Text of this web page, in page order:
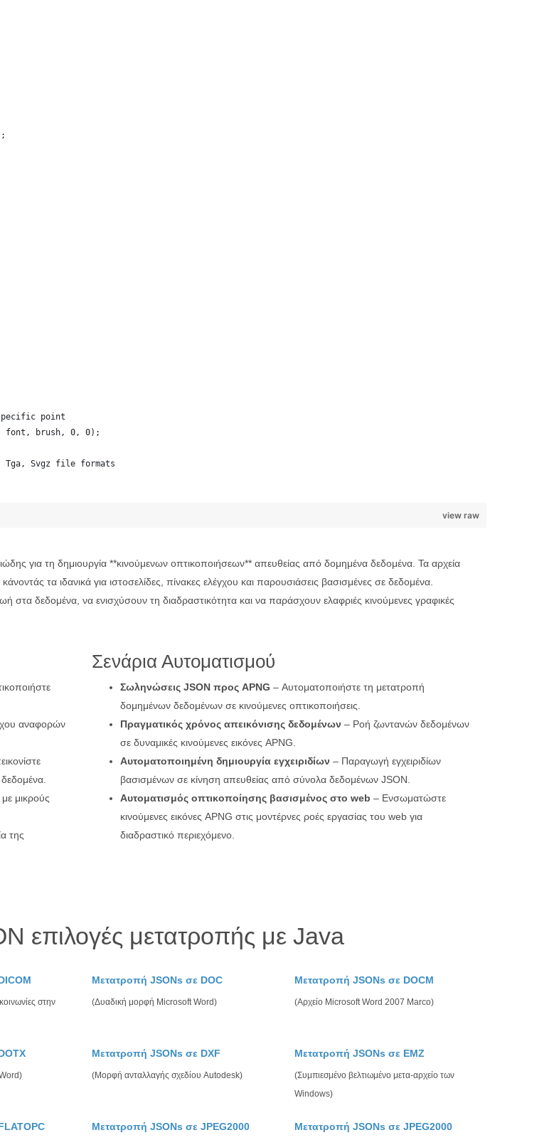
/ 2);
point
font, brush, 0, 0);
Tga, Svgz file formats
view raw
για τη δημιουργία **κινούμενων οπτικοποιήσεων** απευθείας από δομημένα δεδομένα. Τα αρχεία
τα ιδανικά για ιστοσελίδες, πίνακες ελέγχου και παρουσιάσεις βασισμένες σε δεδομένα.
δεδομένα, να ενισχύσουν τη διαδραστικότητα και να παράσχουν ελαφριές κινούμενες γραφικές
αναφορών
μικρούς
της
Σενάρια Αυτοματισμού
Σωληνώσεις JSON προς APNG – Αυτοματοποιήστε τη μετατροπή
δομημένων δεδομένων σε κινούμενες οπτικοποιήσεις.
Πραγματικός χρόνος απεικόνισης δεδομένων – Ροή ζωντανών δεδομένων
σε δυναμικές κινούμενες εικόνες APNG.
Αυτοματοποιημένη δημιουργία εγχειριδίων – Παραγωγή εγχειριδίων
βασισμένων σε κίνηση απευθείας από σύνολα δεδομένων JSON.
Αυτοματισμός οπτικοποίησης βασισμένος στο web – Ενσωματώστε
κινούμενες εικόνες APNG στις μοντέρνες ροές εργασίας του web για
διαδραστικό περιεχόμενο.
επιλογές μετατροπής με Java
στην
Μετατροπή JSONs σε DOC
(Δυαδική μορφή Microsoft Word)
Μετατροπή JSONs σε DOCM
(Αρχείο Microsoft Word 2007 Marco)
Μετατροπή JSONs σε DXF
(Μορφή ανταλλαγής σχεδίου Autodesk)
Μετατροπή JSONs σε EMZ
(Συμπιεσμένο βελτιωμένο μετα-αρχείο των
Windows)
Μετατροπή JSONs σε JPEG2000 Μετατροπή JSONs σε JPEG2000